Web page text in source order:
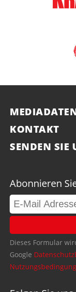
KONTAKT
SENDEN SIE
Abonnieren
Dieses Formular
Google